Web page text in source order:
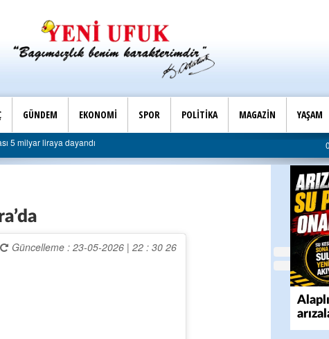
GÜNDEM EKONOMİ SPOR POLİTİKA MAGAZİN YAŞAM
5 milyar liraya dayandı
Güncelleme : 23-05-2026 | 22 : 30 26